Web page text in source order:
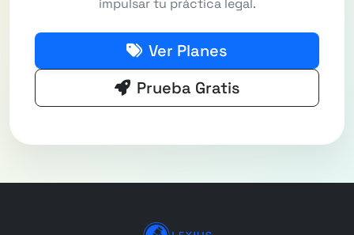
impulsar tu práctica legal.
Ver Planes
Prueba Gratis